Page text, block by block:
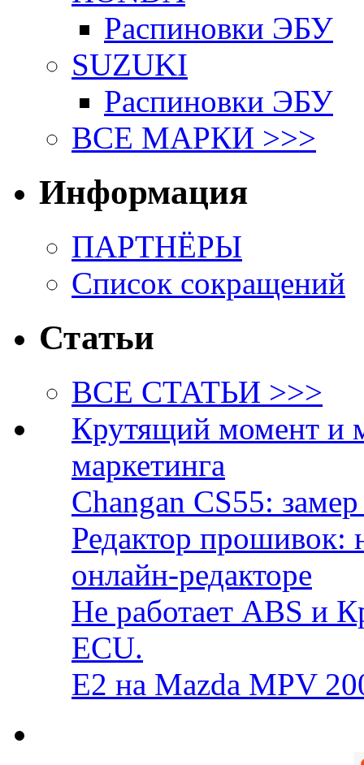
Распиновки ЭБУ
SUZUKI
Распиновки ЭБУ
ВСЕ МАРКИ >>>
Информация
ПАРТНЁРЫ
Список сокращений
Статьи
ВСЕ СТАТЬИ >>>
Крутящий момент и
маркетинга
Changan CS55:
Редактор прошивок:
онлайн-редакторе
Не работает ABS и
ECU.
E2 на Mazda MPV